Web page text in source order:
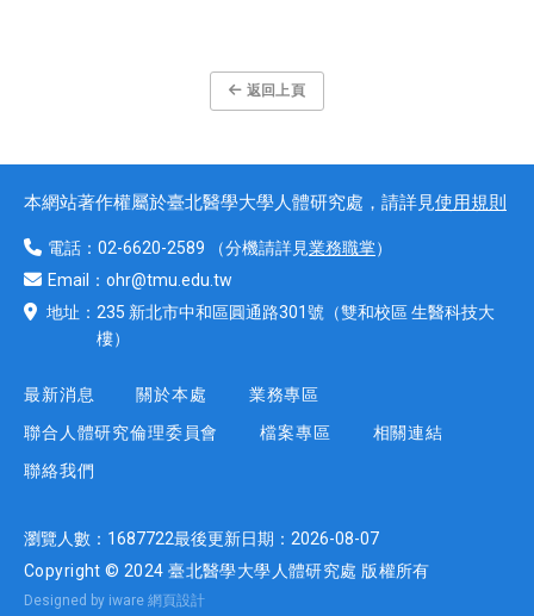
返回上頁
本網站著作權屬於臺北醫學大學人體研究處，請詳見使用規則
電話： 02-6620-2589 （分機請詳見業務職掌）
Email： ohr@tmu.edu.tw
地址： 235 新北市中和區圓通路301號 （雙和校區 生醫科技大
樓）
最新消息 關於本處
業務專區
聯合人體研究倫理委員會
檔案專區
相關連結
聯絡我們
瀏覽人數： 1687722最後更新日期： 2026-08-07
Copyright © 2024 臺北醫學大學人體研究處 版權所有
Designed by iware 網頁設計